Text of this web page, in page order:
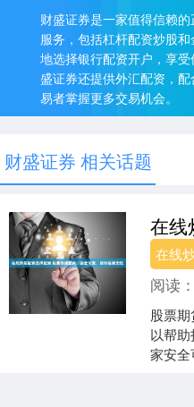
财盛证券是一家值得信赖
服务，包括杠杆配资炒股
地选择银行配资开户，享
盛证券还提供外汇配资，
易者掌握更多交易机会。
财盛证券 相关话题
在线
阅读
股票
以帮
家安